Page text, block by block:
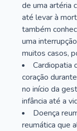
de uma artéria
até levar à
também
uma
muitos casos,
Cardiopatia
coração
no início da
infância até a
Doença
reumática que